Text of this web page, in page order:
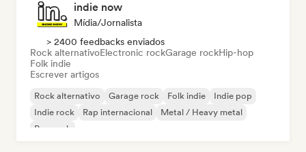
indie now
Mídia/Jornalista
> 2400 feedbacks enviados
Rock alternativoElectronic rockGarage rockHip-hop
Folk indie
Escrever artigos
Rock alternativo Garage rock Folk indie
Indie pop
Indie rock
Rap internacional
Metal / Heavy metal
Pop rock